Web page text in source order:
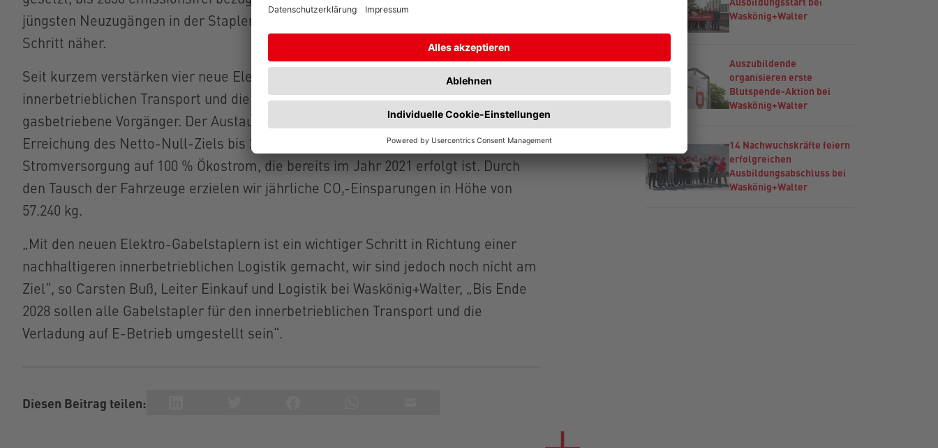
jüngsten Neuzugängen in der Staplerflotte kommen wir diesem Ziel nun einen
Schritt näher.
Seit kurzem verstärken vier neue Elektro-Gabelstapler die Flotte für den
innerbetrieblichen Transport und die Verladung. Zwei dieser Fahrzeuge ersetzen
gasbetriebene Vorgänger. Der Austausch ist Teil des Maßnahmenplans zur
Erreichung des Netto-Null-Ziels bis 2030, ebenso wie die Umstellung der
Stromversorgung auf 100 % Ökostrom, die bereits im Jahr 2021 erfolgt ist. Durch
den Tausch der Fahrzeuge erzielen wir jährliche CO₂-Einsparungen in Höhe von
57.240 kg.
„Mit den neuen Elektro-Gabelstaplern ist ein wichtiger Schritt in Richtung einer
nachhaltigeren innerbetrieblichen Logistik gemacht, wir sind jedoch noch nicht am
Ziel“, so Carsten Buß, Leiter Einkauf und Logistik bei Waskönig+Walter, „Bis Ende
2028 sollen alle Gabelstapler für den innerbetrieblichen Transport und die
Verladung auf E-Betrieb umgestellt sein“.
Diesen Beitrag teilen:
Waskönig+Walter
Auszubildende
organisieren erste
Blutspende-Aktion bei
Waskönig+Walter
14 Nachwuchskräfte feiern
erfolgreichen
Ausbildungsabschluss bei
Waskönig+Walter